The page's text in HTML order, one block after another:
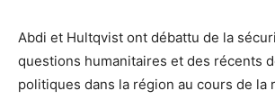
Abdi et Hultqvist ont débattu de la
questions humanitaires et des récents
politiques dans la région au cours de la